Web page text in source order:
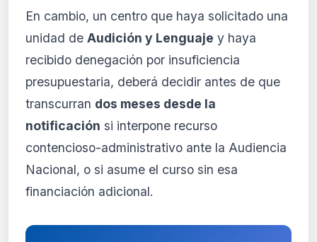
En cambio, un centro que haya solicitado una
unidad de Audición y Lenguaje y haya
recibido denegación por insuficiencia
presupuestaria, deberá decidir antes de que
transcurran dos meses desde la
notificación si interpone recurso
contencioso-administrativo ante la Audiencia
Nacional, o si asume el curso sin esa
financiación adicional.